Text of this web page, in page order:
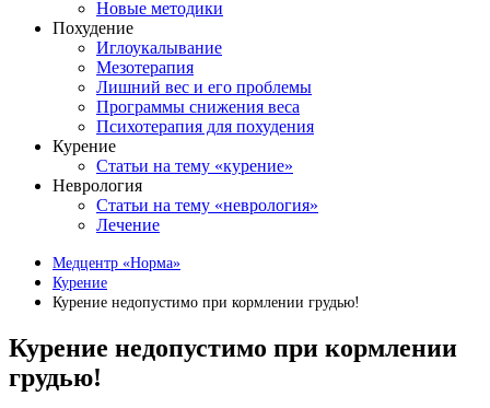
Новые методики
Похудение
Иглоукалывание
Мезотерапия
Лишний вес и его проблемы
Программы снижения веса
Психотерапия для похудения
Курение
Статьи на тему «курение»
Неврология
Статьи на тему «неврология»
Лечение
Медцентр «Норма»
Курение
Курение недопустимо при кормлении грудью!
Курение недопустимо при кормлении
грудью!